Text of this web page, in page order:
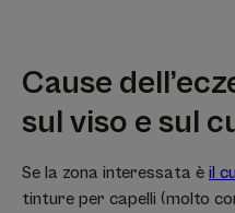
Cause
sul viso e sul
Se la zona interessata è il
tinture per capelli (molto